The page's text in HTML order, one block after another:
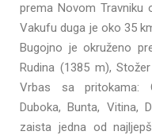
prema Novom Travniku
Vakufu duga je oko 35
Bugojno je okruženo
Rudina (1385 m),
Vrbas sa pritokama:
Duboka, Bunta, Vitina,
zaista jedna od